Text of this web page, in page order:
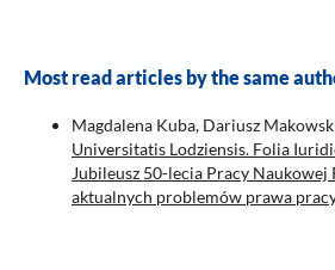
Most read articles by the same
Magdalena Kuba, Dariusz
Universitatis Lodziensis. Folia
Jubileusz 50-lecia Pracy Naukowej
aktualnych problemów prawa